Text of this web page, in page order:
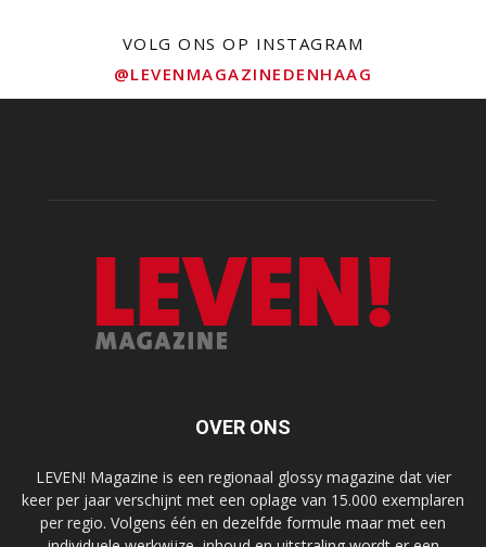
VOLG ONS OP INSTAGRAM
@LEVENMAGAZINEDENHAAG
OVER ONS
LEVEN! Magazine is een regionaal glossy magazine dat vier
keer per jaar verschijnt met een oplage van 15.000 exemplaren
per regio. Volgens één en dezelfde formule maar met een